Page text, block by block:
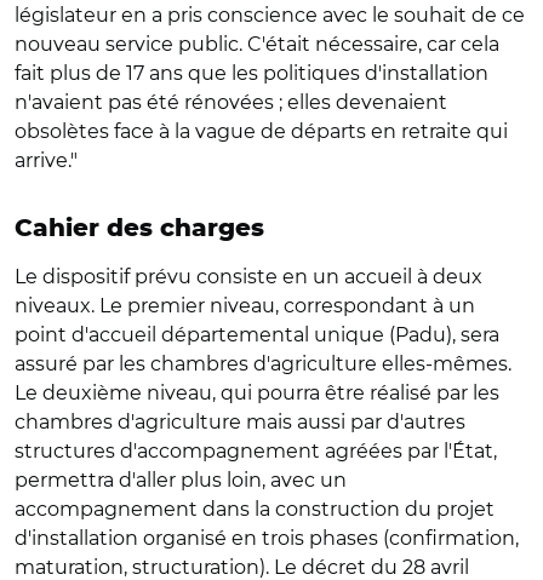
législateur en a pris conscience avec le souhait de ce
nouveau service public. C'était nécessaire, car cela
fait plus de 17 ans que les politiques d'installation
n'avaient pas été rénovées ; elles devenaient
obsolètes face à la vague de départs en retraite qui
arrive."
Cahier des charges
Le dispositif prévu consiste en un accueil à deux
niveaux. Le premier niveau, correspondant à un
point d'accueil départemental unique (Padu), sera
assuré par les chambres d'agriculture elles-mêmes.
Le deuxième niveau, qui pourra être réalisé par les
chambres d'agriculture mais aussi par d'autres
structures d'accompagnement agréées par l'État,
permettra d'aller plus loin, avec un
accompagnement dans la construction du projet
d'installation organisé en trois phases (confirmation,
maturation, structuration). Le décret du 28 avril